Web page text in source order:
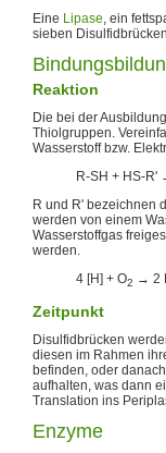
Eine Lipase, ein
sieben
Reaktion
Die bei der
Thiolgruppen.
Wasserstoff bzw.
R-SH + HS-R'
R und R' bezeichnen
werden von einem
Wasserstoffgas
werden.
4 [H] + O2 → 2
Zeitpunkt
Disulfidbrücken
diesen im Rahmen
befinden, oder
aufhalten, was dann
Translation ins
Enzyme